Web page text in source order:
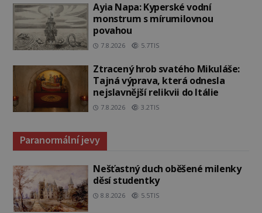
Ayia Napa: Kyperské vodní
monstrum s mírumilovnou
povahou
7.8.2026 5.7TIS
Ztracený hrob svatého Mikuláše:
Tajná výprava, která odnesla
nejslavnější relikvii do Itálie
7.8.2026 3.2TIS
Paranormální jevy
Nešťastný duch oběšené milenky
děsí studentky
8.8.2026 5.5TIS